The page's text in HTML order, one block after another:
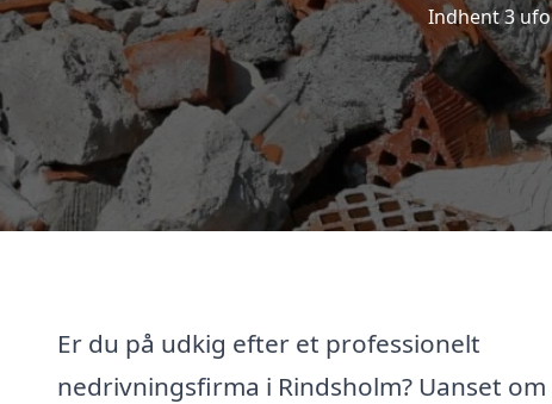
Indhent 3
Er du på udkig efter et professionelt
nedrivningsfirma i Rindsholm? Uanset om